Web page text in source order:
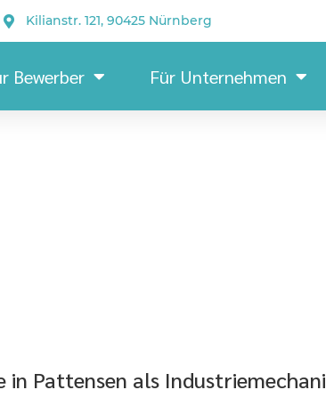
Kilianstr. 121, 90425 Nürnberg
Bewerber Für Unternehmen
Pattensen als